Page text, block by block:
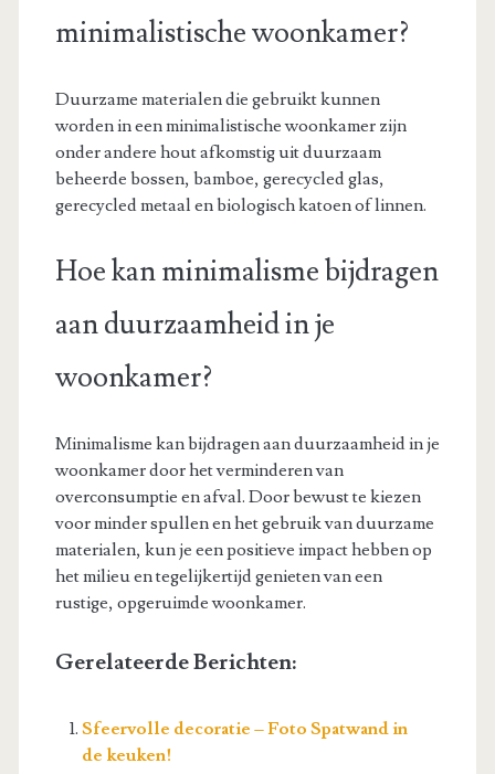
minimalistische woonkamer?
Duurzame materialen die gebruikt kunnen
worden in een minimalistische woonkamer zijn
onder andere hout afkomstig uit duurzaam
beheerde bossen, bamboe, gerecycled glas,
gerecycled metaal en biologisch katoen of linnen.
Hoe kan minimalisme bijdragen
aan duurzaamheid in je
woonkamer?
Minimalisme kan bijdragen aan duurzaamheid in je
woonkamer door het verminderen van
overconsumptie en afval. Door bewust te kiezen
voor minder spullen en het gebruik van duurzame
materialen, kun je een positieve impact hebben op
het milieu en tegelijkertijd genieten van een
rustige, opgeruimde woonkamer.
Gerelateerde Berichten:
Sfeervolle decoratie – Foto Spatwand in
de keuken!